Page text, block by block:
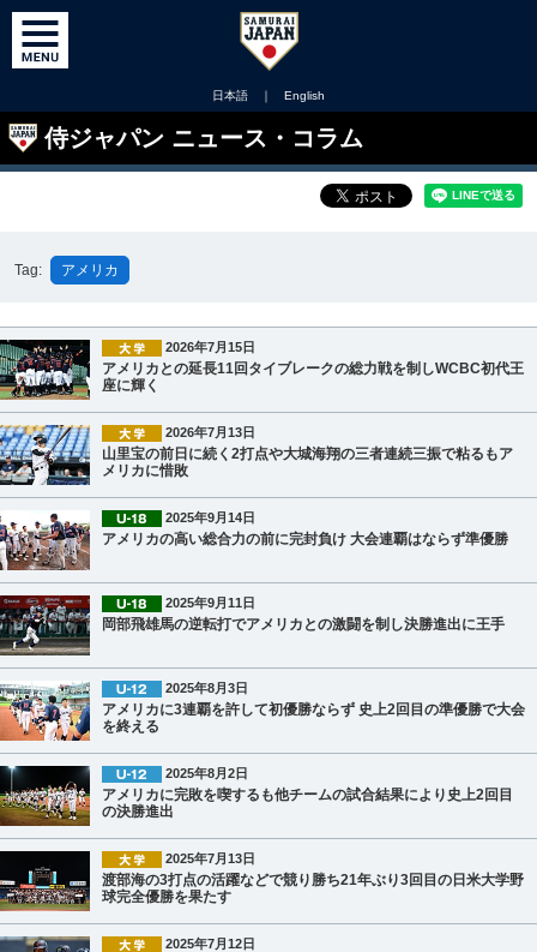
日本語 ｜ English
侍ジャパン ニュース・コラム
Tag: アメリカ
2026年7月15日
アメリカとの延長11回タイブレークの総力戦を制しWCBC初代王
座に輝く
2026年7月13日
山里宝の前日に続く2打点や大城海翔の三者連続三振で粘るもア
メリカに惜敗
2025年9月14日
アメリカの高い総合力の前に完封負け 大会連覇はならず準優勝
2025年9月11日
岡部飛雄馬の逆転打でアメリカとの激闘を制し決勝進出に王手
2025年8月3日
アメリカに3連覇を許して初優勝ならず 史上2回目の準優勝で大会
を終える
2025年8月2日
アメリカに完敗を喫するも他チームの試合結果により史上2回目
の決勝進出
2025年7月13日
渡部海の3打点の活躍などで競り勝ち21年ぶり3回目の日米大学野
球完全優勝を果たす
2025年7月12日